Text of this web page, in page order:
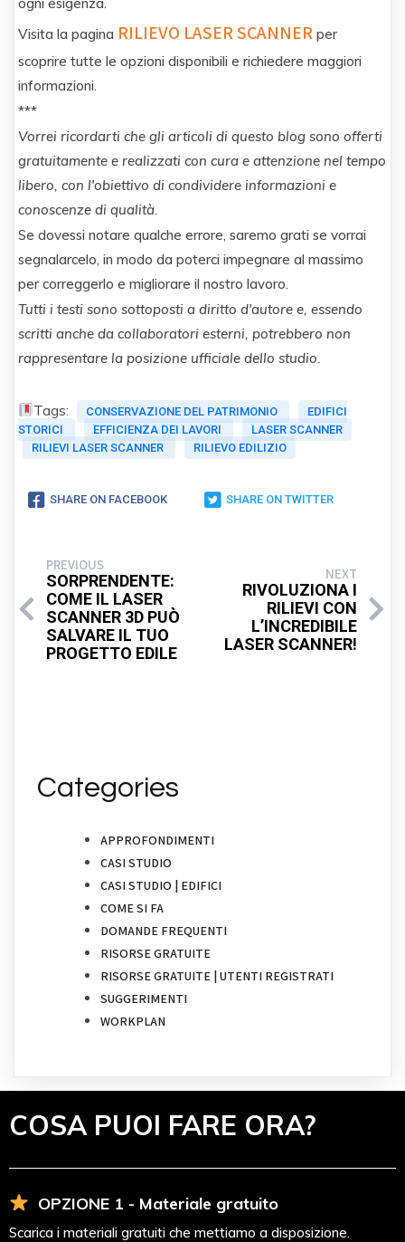
Visita la pagina RILIEVO LASER SCANNER per
scoprire tutte le opzioni disponibili e richiedere maggiori
informazioni.
***
Vorrei ricordarti che gli articoli di questo blog sono offerti
gratuitamente e realizzati con cura e attenzione nel tempo
libero, con l'obiettivo di condividere informazioni e
conoscenze di qualità.
Se dovessi notare qualche errore, saremo grati se vorrai
segnalarcelo, in modo da poterci impegnare al massimo
per correggerlo e migliorare il nostro lavoro.
Tutti i testi sono sottoposti a diritto d'autore e, essendo
scritti anche da collaboratori esterni, potrebbero non
rappresentare la posizione ufficiale dello studio.
Tags: CONSERVAZIONE DEL PATRIMONIO
EDIFICI
STORICI
EFFICIENZA DEI LAVORI
LASER SCANNER
RILIEVI LASER SCANNER
RILIEVO EDILIZIO
SHARE ON FACEBOOK SHARE ON TWITTER
PREVIOUS
SORPRENDENTE:
COME IL LASER
SCANNER 3D PUÒ
SALVARE IL TUO
PROGETTO EDILE
NEXT
RIVOLUZIONA I
RILIEVI CON
L’INCREDIBILE
LASER SCANNER!
Categories
APPROFONDIMENTI
CASI STUDIO
CASI STUDIO | EDIFICI
COME SI FA
DOMANDE FREQUENTI
RISORSE GRATUITE
RISORSE GRATUITE | UTENTI REGISTRATI
SUGGERIMENTI
WORKPLAN
COSA PUOI FARE ORA?
OPZIONE 1 - Materiale gratuito
Scarica i materiali gratuiti che mettiamo a disposizione.